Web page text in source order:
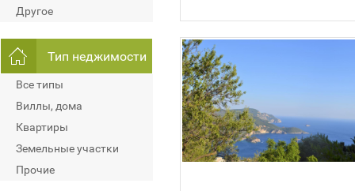
Другое
Тип неджимости
Все типы
Виллы, дома
Квартиры
Земельные участки
Прочие